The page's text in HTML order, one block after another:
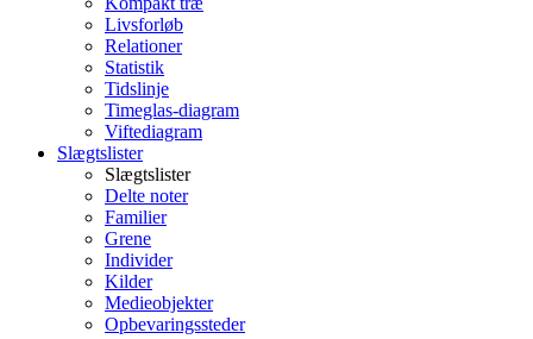
Livsforløb
Relationer
Statistik
Tidslinje
Timeglas-diagram
Viftediagram
Slægtslister
Slægtslister
Delte noter
Familier
Grene
Individer
Kilder
Medieobjekter
Opbevaringssteder